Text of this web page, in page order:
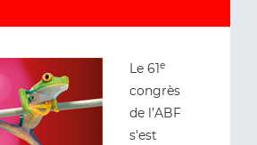
Le 61e
congrès
de l’ABF
s'est